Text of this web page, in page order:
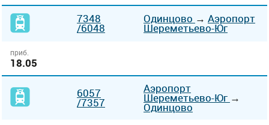
7348
/6048
Одинцово → Аэропорт
Шереметьево-Юг
приб.
18.05
6057
/7357
Аэропорт
Шереметьево-Юг →
Одинцово